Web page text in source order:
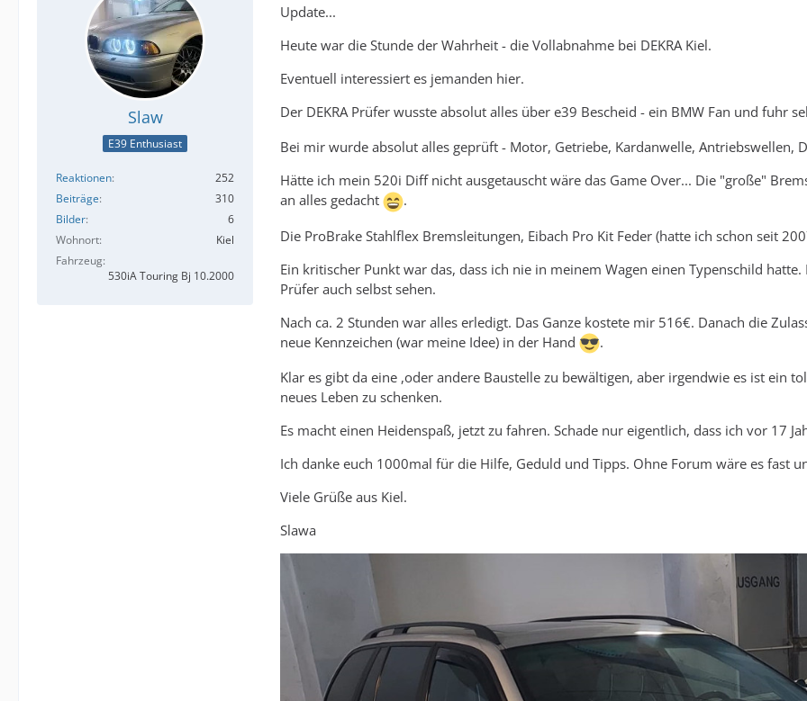
Slaw
E39 Enthusiast
Reaktionen
252
Beiträge
310
Bilder
6
Wohnort
Kiel
Fahrzeug
530iA Touring Bj 10.2000
Update...
Heute war die Stunde der Wahrheit - die Vollabnahme bei DEKRA Kiel.
Eventuell interessiert es jemanden hier.
Der DEKRA Prüfer wusste absolut alles über e39 Bescheid - ein BMW Fan und fuhr
Bei mir wurde absolut alles geprüft - Motor, Getriebe, Kardanwelle, Antriebswellen,
Hätte ich mein 520i Diff nicht ausgetauscht wäre das Game Over... Die "große"
an alles gedacht
.
Die ProBrake Stahlflex Bremsleitungen, Eibach Pro Kit Feder (hatte ich schon seit
Ein kritischer Punkt war das, dass ich nie in meinem Wagen einen Typenschild
Prüfer auch selbst sehen.
Nach ca. 2 Stunden war alles erledigt. Das Ganze kostete mir 516€. Danach die
neue Kennzeichen (war meine Idee) in der Hand
.
Klar es gibt da eine ,oder andere Baustelle zu bewältigen, aber irgendwie es ist ein
neues Leben zu schenken.
Es macht einen Heidenspaß, jetzt zu fahren. Schade nur eigentlich, dass ich vor 17
Ich danke euch 1000mal für die Hilfe, Geduld und Tipps. Ohne Forum wäre es fast
Viele Grüße aus Kiel.
Slawa